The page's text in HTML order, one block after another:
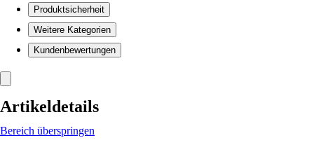
Produktsicherheit
Weitere Kategorien
Kundenbewertungen
Artikeldetails
Bereich überspringen